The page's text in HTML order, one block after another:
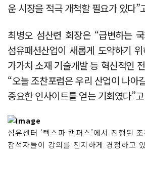
운 시장을 적극 개척할 필요가 있다”
최병오 섬산련 회장은 “급변하는
섬유패션산업이 새롭게 도약하기
가가치 소재 기술개발 등 혁신적인
“오늘 조찬포럼은 우리 산업이 나아
중요한 인사이트를 얻는 기회였다”
섬유센터 ‘텍스파 캠퍼스’에서 진행된
참석자들이 강의를 진지하게 경청하고